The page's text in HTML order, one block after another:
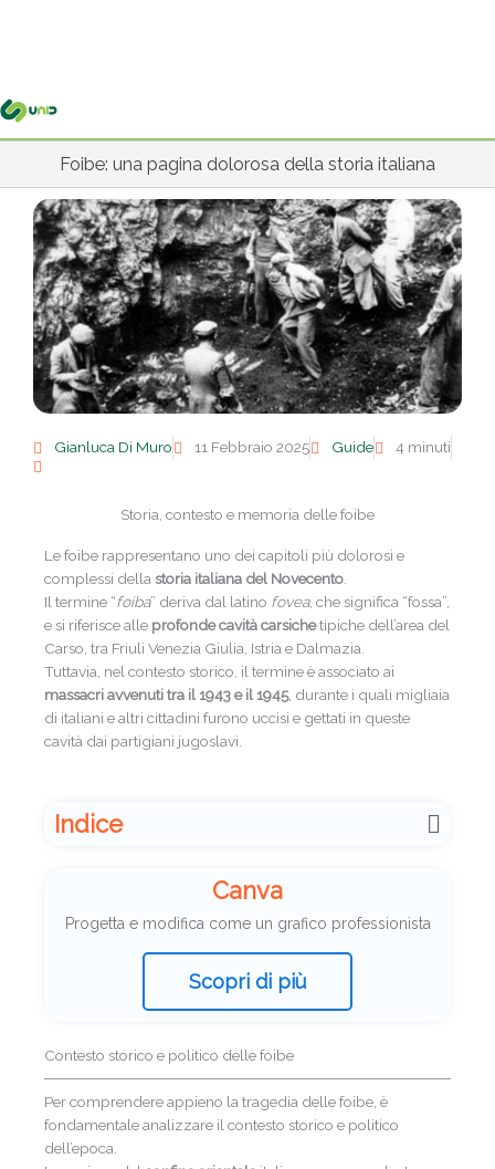
Foibe: una pagina dolorosa della storia italiana
Gianluca Di Muro 11 Febbraio 2025 Guide 4 minuti
Storia, contesto e memoria delle foibe
Le foibe rappresentano uno dei capitoli più dolorosi e
complessi dellastoria italiana del Novecento.
Il termine “foiba” deriva dal latino fovea, che significa “fossa”,
e si riferisce alle profonde cavità carsichetipiche dell’area del
Carso, tra Friuli Venezia Giulia, Istria e Dalmazia.
Tuttavia, nel contesto storico, il termine è associato ai
massacri avvenuti tra il 1943 e il 1945, durante i quali migliaia
di italiani e altri cittadini furono uccisi e gettati in queste
cavità dai partigiani jugoslavi.
Indice
Canva
Progetta e modifica come un grafico professionista
Scopri di più
Contesto storico e politico delle foibe
Per comprendere appieno la tragedia delle foibe, è
fondamentale analizzare il contesto storico e politico
dell’epoca.